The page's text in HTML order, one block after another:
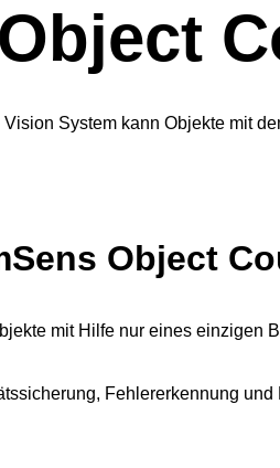
System kann Objekte mit
Object
mit Hilfe nur eines einzigen
Fehlererkennung